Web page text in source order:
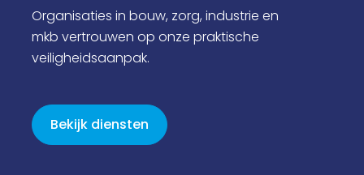
Organisaties in bouw, zorg, industrie en
mkb vertrouwen op onze praktische
veiligheidsaanpak.
Bekijk diensten